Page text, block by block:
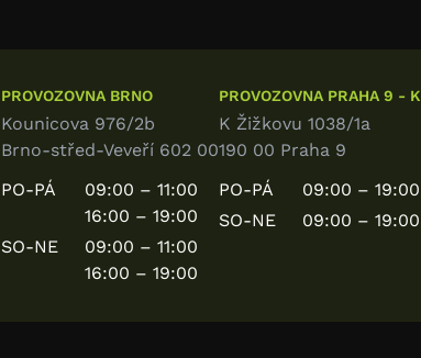
PROVOZOVNA BRNO
Kounicova 976/2b
Brno-střed-Veveří 602 00
PO-PÁ
09:00 – 11:00
16:00 – 19:00
SO-NE
09:00 – 11:00
16:00 – 19:00
PROVOZOVNA PRAHA 9 -
K Žižkovu 1038/1a
190 00 Praha 9
PO-PÁ
09:00 – 19:00
SO-NE
09:00 – 19:00